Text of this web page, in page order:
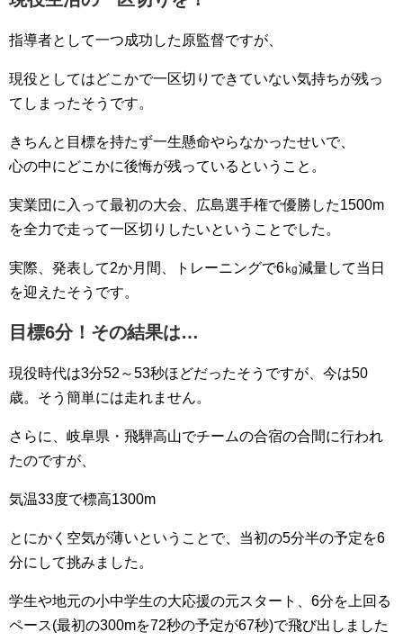
指導者として一つ成功した原監督ですが、
現役としてはどこかで一区切りできていない気持ちが残っ
てしまったそうです。
きちんと目標を持たず一生懸命やらなかったせいで、
心の中にどこかに後悔が残っているということ。
実業団に入って最初の大会、広島選手権で優勝した1500m
を全力で走って一区切りしたいということでした。
実際、発表して2か月間、トレーニングで6㎏減量して当日
を迎えたそうです。
目標6分！その結果は…
現役時代は3分52～53秒ほどだったそうですが、今は50
歳。そう簡単には走れません。
さらに、岐阜県・飛騨高山でチームの合宿の合間に行われ
たのですが、
気温33度で標高1300m
とにかく空気が薄いということで、当初の5分半の予定を6
分にして挑みました。
学生や地元の小中学生の大応援の元スタート、6分を上回る
ペース(最初の300mを72秒の予定が67秒)で飛び出しました